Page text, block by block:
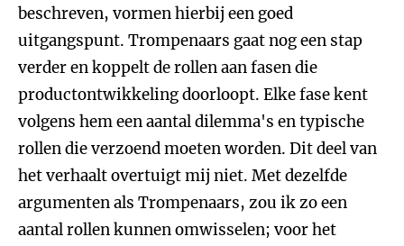
beschreven, vormen hierbij een goed
uitgangspunt. Trompenaars gaat nog een stap
verder en koppelt de rollen aan fasen die
productontwikkeling doorloopt. Elke fase kent
volgens hem een aantal dilemma's en typische
rollen die verzoend moeten worden. Dit deel van
het verhaalt overtuigt mij niet. Met dezelfde
argumenten als Trompenaars, zou ik zo een
aantal rollen kunnen omwisselen; voor het